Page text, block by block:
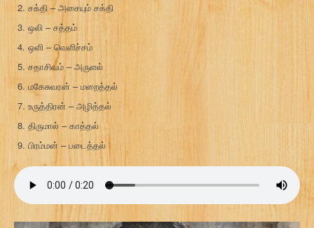
சக்தி – அசையும் சக்தி
ஒலி – சத்தம்
ஒளி – வெளிச்சம்
சதாசிவம் – அருளல்
மகேசுவரன் – மறைத்தல்
உருத்திரன் – அழித்தல்
திருமால் – காத்தல்
பிரம்மன் – படைத்தல்